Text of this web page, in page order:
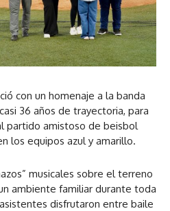
con un homenaje a la banda
36 años de trayectoria, para
partido amistoso de beisbol
los equipos azul y amarillo.
musicales sobre el terreno
ambiente familiar durante toda
disfrutaron entre baile